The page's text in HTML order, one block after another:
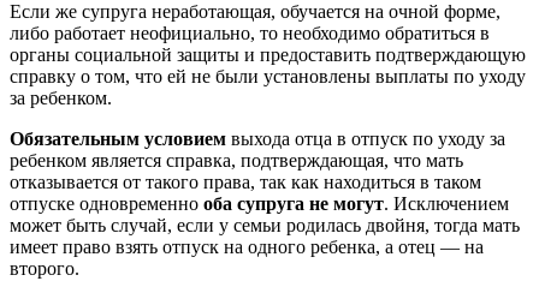
Если же супруга неработающая, обучается на очной форме,
либо работает неофициально, то необходимо обратиться в
органы социальной защиты и предоставить подтверждающую
справку о том, что ей не были установлены выплаты по уходу
за ребенком.
Обязательным условием выхода отца в отпуск по уходу за
ребенком является справка, подтверждающая, что мать
отказывается от такого права, так как находиться в таком
отпуске одновременно оба супруга не могут. Исключением
может быть случай, если у семьи родилась двойня, тогда мать
имеет право взять отпуск на одного ребенка, а отец — на
второго.